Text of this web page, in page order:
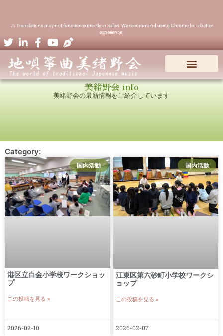
⚠ Translations may not function correctly in Safari. We recommend using Chrome for a better
experience.
美緒野会 info
美緒野会の最新情報をご紹介しています
Category:
国内活動
港区立白金小学校ワークショッ
プ
この投稿を見る »
2026-02-10
国内活動
江東区第六砂町小学校ワークシ
ョップ
この投稿を見る »
2026-02-07